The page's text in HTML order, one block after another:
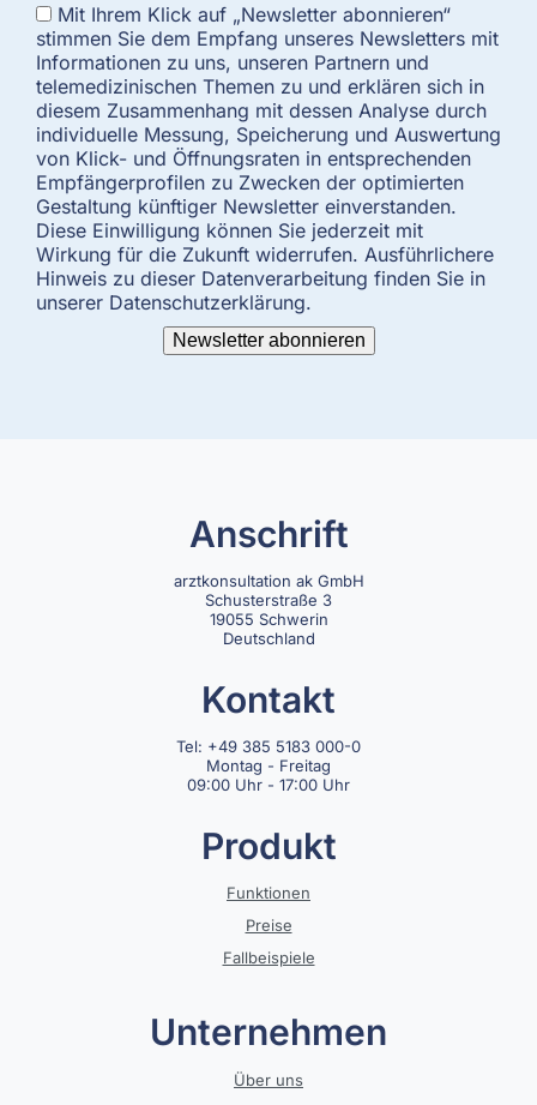
Mit Ihrem Klick auf „Newsletter abonnieren“
stimmen Sie dem Empfang unseres Newsletters mit
Informationen zu uns, unseren Partnern und
telemedizinischen Themen zu und erklären sich in
diesem Zusammenhang mit dessen Analyse durch
individuelle Messung, Speicherung und Auswertung
von Klick- und Öffnungsraten in entsprechenden
Empfängerprofilen zu Zwecken der optimierten
Gestaltung künftiger Newsletter einverstanden.
Diese Einwilligung können Sie jederzeit mit
Wirkung für die Zukunft widerrufen. Ausführlichere
Hinweis zu dieser Datenverarbeitung finden Sie in
unserer Datenschutzerklärung.
Newsletter abonnieren
Anschrift
arztkonsultation ak GmbH
Schusterstraße 3
19055 Schwerin
Deutschland
Kontakt
Tel: +49 385 5183 000-0
Montag - Freitag
09:00 Uhr - 17:00 Uhr
Produkt
Funktionen
Preise
Fallbeispiele
Unternehmen
Über uns